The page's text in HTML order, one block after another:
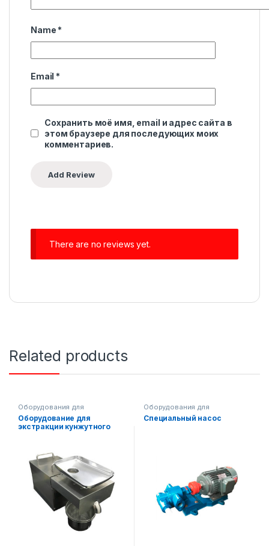
Name *
Email *
Сохранить моё имя, email и адрес сайта в
этом браузере для последующих моих
комментариев.
There are no reviews yet.
Related products
Оборудования для
производства масла
Оборудование для
экстракции кунжутного
Оборудования для
производства масла
Специальный насос